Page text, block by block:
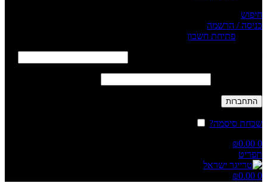
חיפוש
כניסה / הרשמה
פתיחת חשבון
התחברות
שכחת סיסמה?
0
₪0.00
תפריט
0
₪0.00